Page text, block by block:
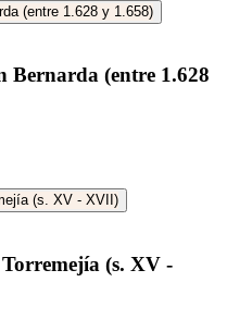
Bernarda (entre 1.628
(s. XV -